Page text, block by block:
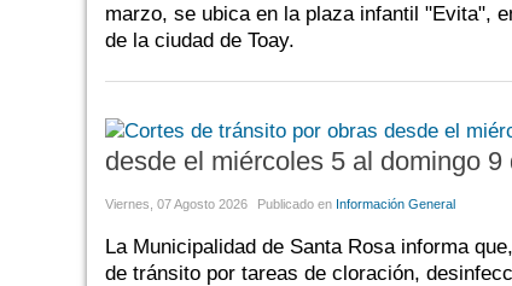
marzo, se ubica en la plaza infantil "Evita",
de la ciudad de Toay.
desde el miércoles 5 al domingo 9
Viernes, 07 Agosto 2026 Publicado en Información General
La Municipalidad de Santa Rosa informa
de tránsito por tareas de cloración,